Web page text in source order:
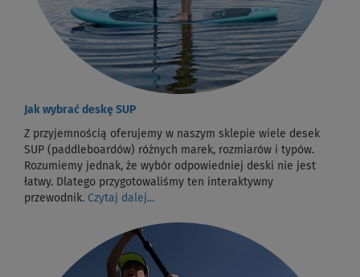
Jak wybrać deskę SUP
Z przyjemnością oferujemy w naszym sklepie wiele desek
SUP (paddleboardów) różnych marek, rozmiarów i typów.
Rozumiemy jednak, że wybór odpowiedniej deski nie jest
łatwy. Dlatego przygotowaliśmy ten interaktywny
przewodnik. Czytaj dalej...